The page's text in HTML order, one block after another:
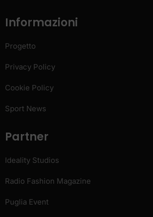
Informazioni
Progetto
Privacy Policy
Cookie Policy
Sport News
Partner
Ideality Studios
Radio Fashion Magazine
Puglia Event